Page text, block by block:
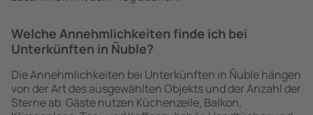
Welche Annehmlichkeiten finde ich bei
Unterkünften in Ñuble?
Die Annehmlichkeiten bei Unterkünften in Ñuble hängen
von der Art des ausgewählten Objekts und der Anzahl der
Sterne ab. Gäste nutzen Küchenzeile, Balkon,